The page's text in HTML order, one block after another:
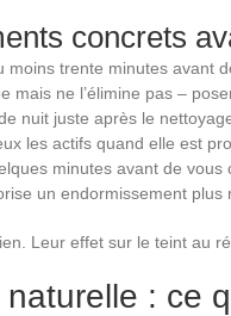
concrets
moins trente minutes avant
mais ne l’élimine pas –
nuit juste après le
les actifs quand elle est
minutes avant de
un endormissement plus
Leur effet sur le teint au
: ce